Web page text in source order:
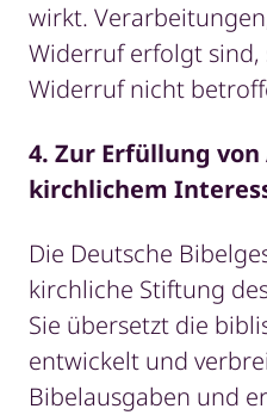
wirkt.
Widerruf erfolgt sind,
Widerruf nicht
4. Zur Erfüllung
kirchlichem
Die Deutsche
kirchliche Stiftung
Sie übersetzt die
entwickelt und
Bibelausgaben und